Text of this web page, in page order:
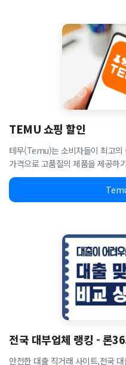
TEMU 쇼핑 할인
테무(Temu)는 소비자들이 최고의
가격으로 고품질의 제품을 제공하
전국 대부업체 랭킹 - 론
안전한 대출 직거래 사이트,전국